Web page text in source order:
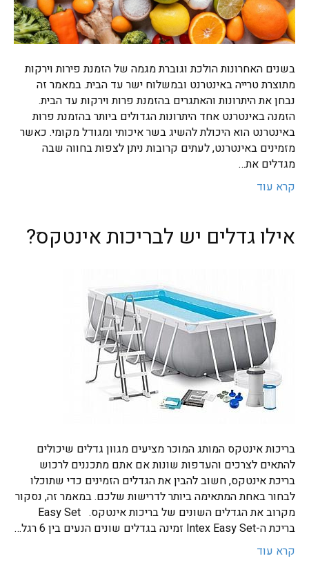
בשנים האחרונות הולכת וגוברת מגמה של הזמנת פירות וירקות
מתוצרת טרייה באינטרנט ובמשלוח ישר עד הבית. במאמר זה
נבחן את היתרונות והאתגרים בהזמנת פרות וירקות עד הבית.
הזמנה באינטרנט אחד היתרונות הגדולים ביותר בהזמנת פרות
באינטרנט הוא היכולת להשיג בשר איכותי ומגודל מקומי. כאשר
מזמינים באינטרנט, לעתים קרובות ניתן לצפות בחווה שבה
מגדלים את…
קרא עוד
אילו גדלים יש לבריכות אינטקס?
בריכות אינטקס המותג המוכר מציעים מגוון גדלים שיכולים
להתאים לצרכים והעדפות שונות אם אתם מתכננים לרכוש
בריכת אינטקס, חשוב להבין את הגדלים הזמינים כדי שתוכלו
לבחור באחת המתאימה ביותר לדרישות שלכם. במאמר זה, נסקור
מקרוב את הגדלים השונים של בריכות אינטקס. Easy Set
בריכת ה-Intex Easy Set זמינה בגדלים שונים הנעים בין 6 רגל…
קרא עוד